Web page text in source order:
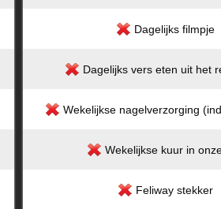
Dagelijks filmpje
Dagelijks vers eten uit het
Wekelijkse nagelverzorging
Wekelijkse kuur in
Feliway stekker